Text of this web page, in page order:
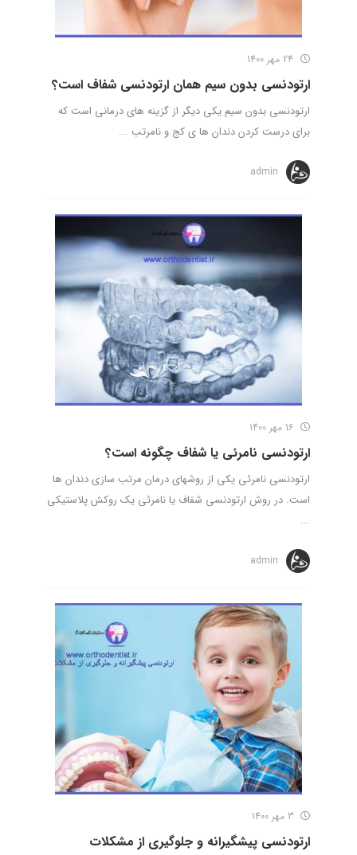
ارتودنسی بدون سیم همان ارتودنسی شفاف است؟
ارتودنسی بدون سیم یکی دیگر از گزینه های درمانی است که
برای درست کردن دندان ها ی کج و نامرتب ...
admin
ارتودنسی نامرئی یا شفاف چگونه است؟
ارتودنسی نامرئی یکی از روشهای درمان مرتب سازی دندان ها
است. در روش ارتودنسی شفاف یا نامرئی یک روکش پلاستیکی
...
admin
ارتودنسی پیشگیرانه و جلوگیری از مشکلات